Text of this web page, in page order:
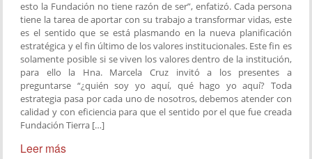
esto la Fundación no tiene razón de ser”, enfatizó. Cada persona
tiene la tarea de aportar con su trabajo a transformar vidas, este
es el sentido que se está plasmando en la nueva planificación
estratégica y el fin último de los valores institucionales. Este fin es
solamente posible si se viven los valores dentro de la institución,
para ello la Hna. Marcela Cruz invitó a los presentes a
preguntarse “¿quién soy yo aquí, qué hago yo aquí? Toda
estrategia pasa por cada uno de nosotros, debemos atender con
calidad y con eficiencia para que el sentido por el que fue creada
Fundación Tierra […]
Leer más